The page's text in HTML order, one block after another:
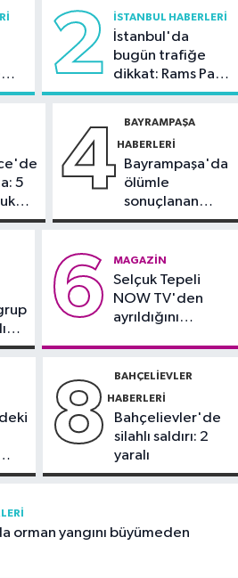
Haberleri
görevlisi alınacak
önledi: Şüpheli gözaltında
2 İSTANBUL HABERLERI
İstanbul'da
bugün trafiğe
dikkat: Rams Park
çevresinde bazı
5
4 BAYRAMPAŞA
HABERLERI
Bayrampaşa'da
ölümle
sonuçlanan
kaza: Sürücü
6 MAGAZIN
Selçuk Tepeli
NOW TV'den
ayrıldığını
8 BAHÇELIEVLER
HABERLERI
Bahçelievler'de
silahlı saldırı: 2
yaralı
orman yangını büyümeden